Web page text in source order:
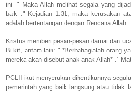
ini, " Maka Allah melihat segala yang
baik ." Kejadian 1:31, maka kerusakan
adalah bertentangan dengan Rencana Allah.
Kristus memberi pesan-pesan damai dan
Bukit, antara lain: " *Berbahagialah orang
mereka akan disebut anak-anak Allah* ."
PGLII ikut menyerukan dihentikannya
pemerintah yang baik langsung atau tidak